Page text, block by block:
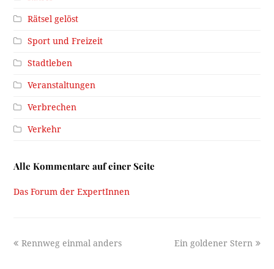
Rätsel gelöst
Sport und Freizeit
Stadtleben
Veranstaltungen
Verbrechen
Verkehr
Alle Kommentare auf einer Seite
Das Forum der ExpertInnen
previous
Rennweg einmal anders
next
Ein goldener Stern